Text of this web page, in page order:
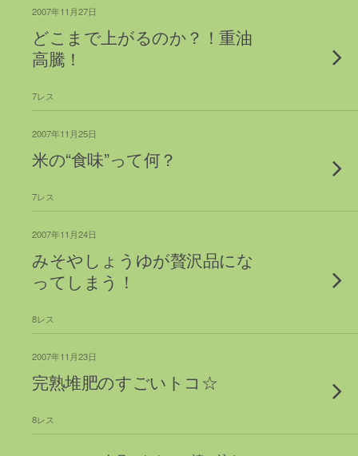
2007年11月27日
どこまで上がるのか？！重油
高騰！
7レス
2007年11月25日
米の“食味”って何？
7レス
2007年11月24日
みそやしょうゆが贅沢品にな
ってしまう！
8レス
2007年11月23日
完熟堆肥のすごいトコ☆
8レス